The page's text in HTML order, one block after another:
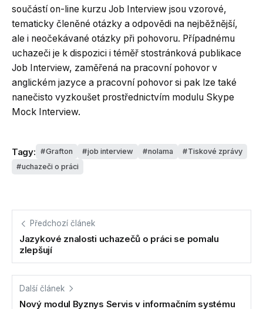
součástí on-line kurzu Job Interview jsou vzorové,
tematicky členěné otázky a odpovědi na nejběžnější,
ale i neočekávané otázky při pohovoru. Případnému
uchazeči je k dispozici i téměř stostránková publikace
Job Interview, zaměřená na pracovní pohovor v
anglickém jazyce a pracovní pohovor si pak lze také
nanečisto vyzkoušet prostřednictvím modulu Skype
Mock Interview.
Tagy: Grafton job interview nolama
Tiskové zprávy
uchazeči o práci
Předchozí článek
Jazykové znalosti uchazečů o práci se pomalu
zlepšují
Další článek
Nový modul Byznys Servis v informačním systému